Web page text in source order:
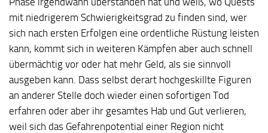
mit niedrigerem Schwierigkeitsgrad zu finden sind, wer
sich nach ersten Erfolgen eine ordentliche Rüstung leisten
kann, kommt sich in weiteren Kämpfen aber auch schnell
übermächtig vor oder hat mehr Geld, als sie sinnvoll
ausgeben kann. Dass selbst derart hochgeskillte Figuren
an anderer Stelle doch wieder einen sofortigen Tod
erfahren oder aber ihr gesamtes Hab und Gut verlieren,
weil sich das Gefahrenpotential einer Region nicht